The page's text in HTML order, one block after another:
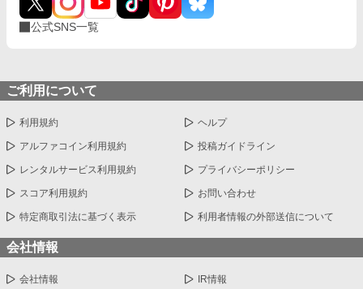
公式SNS一覧
ご利用について
利用規約 ヘルプ
アルファコイン利用規約 投稿ガイドライン
レンタルサービス利用規約 プライバシーポリシー
スコア利用規約 お問い合わせ
特定商取引法に基づく表示 利用者情報の外部送信について
会社情報
会社情報 IR情報